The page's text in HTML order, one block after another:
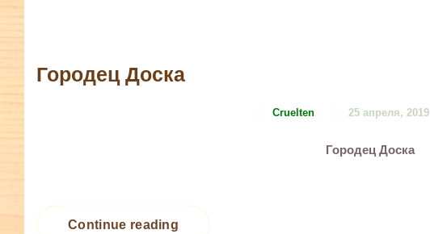
Городец Доска
Cruelten 25 апреля, 2019
Городец Доска
Continue reading